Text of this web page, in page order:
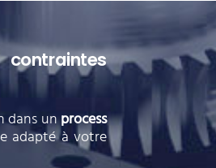
dans unprocess
adapté à votre